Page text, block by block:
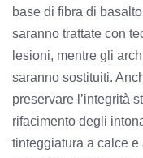
base di fibra di
saranno trattate con
lesioni, mentre gli
saranno sostituiti.
preservare l’integrità
rifacimento degli
tinteggiatura a calce